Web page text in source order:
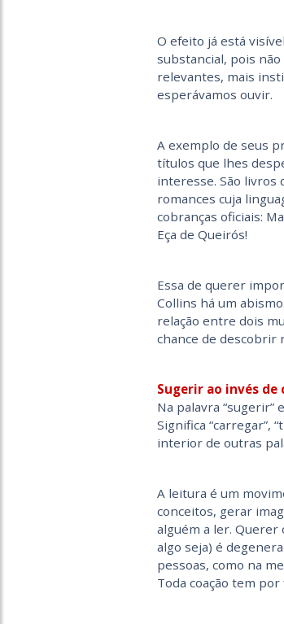
O efeito já está
substancial, pois
relevantes, mais
esperávamos ouvir.
A exemplo de seus
títulos que lhes
interesse. São livros
romances cuja
cobranças oficiais:
Eça de Queirós!
Essa de querer
Collins há um
relação entre dois
chance de descobrir
Sugerir ao invés de
Na palavra
Significa “carregar”,
interior de outras
A leitura é um
conceitos, gerar
alguém a ler.
algo seja) é
pessoas, como na
Toda coação tem por